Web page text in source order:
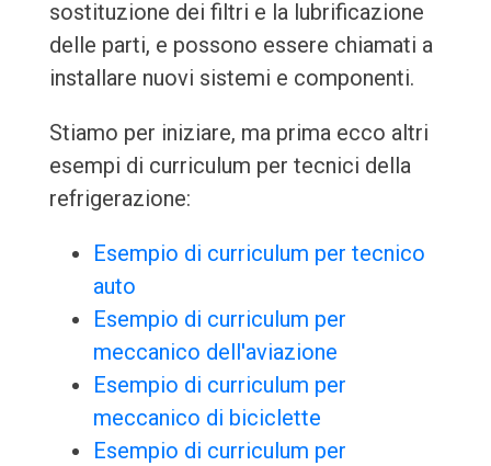
sostituzione dei filtri e la lubrificazione
delle parti, e possono essere chiamati a
installare nuovi sistemi e componenti.
Stiamo per iniziare, ma prima ecco altri
esempi di curriculum per tecnici della
refrigerazione:
Esempio di curriculum per tecnico
auto
Esempio di curriculum per
meccanico dell'aviazione
Esempio di curriculum per
meccanico di biciclette
Esempio di curriculum per